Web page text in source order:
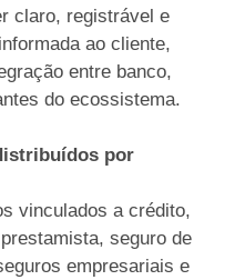
claro, registrável e
ao cliente,
entre banco,
do ecossistema.
por
vinculados a crédito,
seguro de
empresariais e